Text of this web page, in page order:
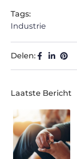
Tags:
Industrie
Delen:
Laatste Bericht